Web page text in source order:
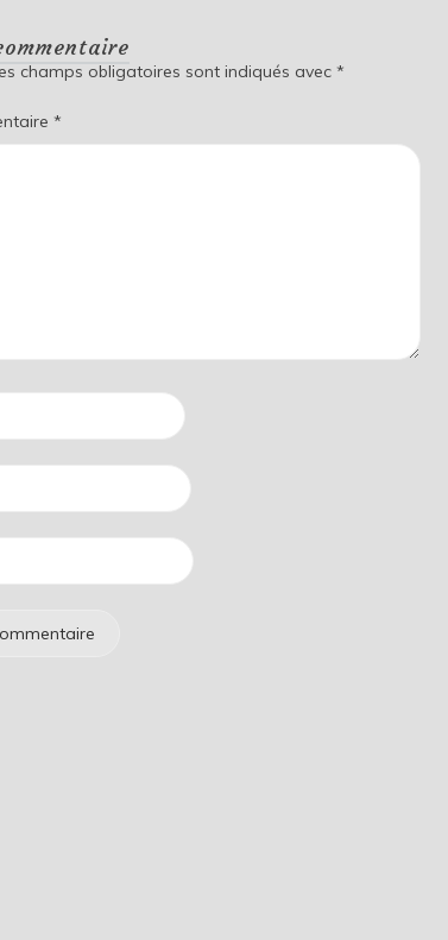
champs obligatoires sont indiqués avec *
*